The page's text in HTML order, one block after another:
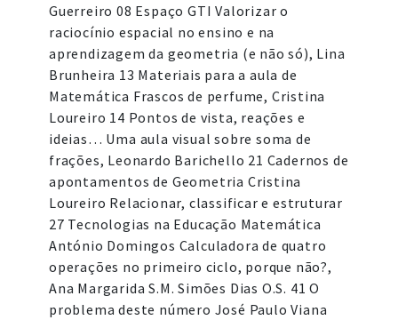
Guerreiro 08 Espaço GTI Valorizar o
raciocínio espacial no ensino e na
aprendizagem da geometria (e não só), Lina
Brunheira 13 Materiais para a aula de
Matemática Frascos de perfume, Cristina
Loureiro 14 Pontos de vista, reações e
ideias… Uma aula visual sobre soma de
frações, Leonardo Barichello 21 Cadernos de
apontamentos de Geometria Cristina
Loureiro Relacionar, classificar e estruturar
27 Tecnologias na Educação Matemática
António Domingos Calculadora de quatro
operações no primeiro ciclo, porque não?,
Ana Margarida S.M. Simões Dias O.S. 41 O
problema deste número José Paulo Viana